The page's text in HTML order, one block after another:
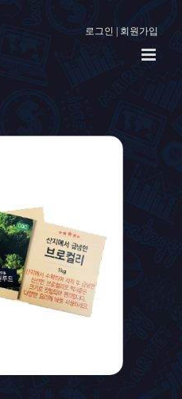
로그인 회원가입